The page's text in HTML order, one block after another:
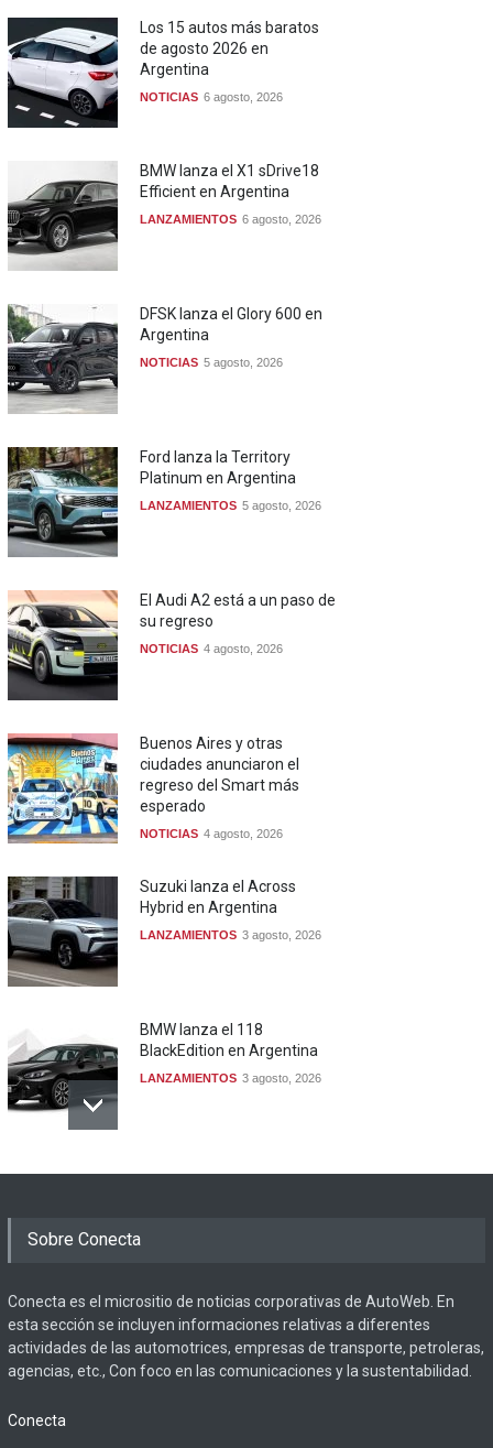
Los 15 autos más baratos
de agosto 2026 en
Argentina
NOTICIAS 6 agosto, 2026
BMW lanza el X1 sDrive18
Efficient en Argentina
LANZAMIENTOS 6 agosto, 2026
DFSK lanza el Glory 600 en
Argentina
NOTICIAS 5 agosto, 2026
Ford lanza la Territory
Platinum en Argentina
LANZAMIENTOS 5 agosto, 2026
El Audi A2 está a un paso de
su regreso
NOTICIAS 4 agosto, 2026
Buenos Aires y otras
ciudades anunciaron el
regreso del Smart más
esperado
NOTICIAS 4 agosto, 2026
Suzuki lanza el Across
Hybrid en Argentina
LANZAMIENTOS 3 agosto, 2026
BMW lanza el 118
BlackEdition en Argentina
LANZAMIENTOS 3 agosto, 2026
Sobre Conecta
Conecta es el micrositio de noticias corporativas de AutoWeb. En
esta sección se incluyen informaciones relativas a diferentes
actividades de las automotrices, empresas de transporte, petroleras,
agencias, etc., Con foco en las comunicaciones y la sustentabilidad.
Conecta